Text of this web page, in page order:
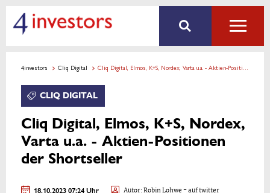
4investors Cliq Digital Cliq Digital, Elmos, K+S, Nordex, Varta u.a. - Aktien-Positionen der Shortseller
CLIQ DIGITAL
Cliq Digital, Elmos, K+S, Nordex,
Varta u.a. - Aktien-Positionen
der Shortseller
18.10.2023 07:24 Uhr Autor:Robin Lohwe- auf twitter